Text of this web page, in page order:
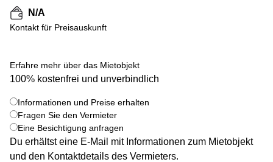
mieten
Graz
Graz
Space
Graz
Büro
mieten
Linz
Strasse
7
Europaplatz
Wien
Gertrude-
Fröhlich-
Sandner-
Straße
N/A
Kontakt für Preisauskunft
Erfahre mehr über das Mietobjekt
100% kostenfrei und unverbindlich
Informationen und Preise erhalten
Fragen Sie den Vermieter
Eine Besichtigung anfragen
Du erhältst eine E-Mail mit Informationen zum Mietobjekt
und den Kontaktdetails des Vermieters.